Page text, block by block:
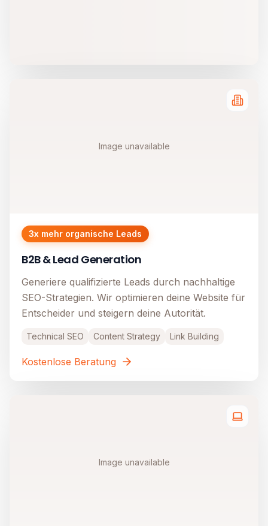
Image unavailable
3x mehr organische Leads
B2B & Lead Generation
Generiere qualifizierte Leads durch nachhaltige
SEO-Strategien. Wir optimieren deine Website für
Entscheider und steigern deine Autorität.
Technical SEO Content Strategy Link Building
Kostenlose Beratung
Image unavailable